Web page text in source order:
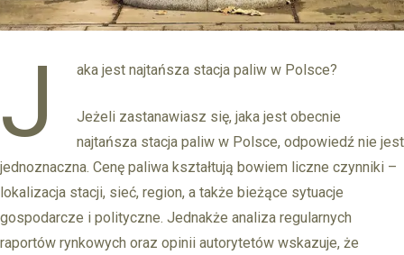
J aka jest najtańsza stacja paliw w Polsce?
Jeżeli zastanawiasz się, jaka jest obecnie
najtańsza stacja paliw w Polsce, odpowiedź nie jest
jednoznaczna. Cenę paliwa kształtują bowiem liczne czynniki –
lokalizacja stacji, sieć, region, a także bieżące sytuacje
gospodarcze i polityczne. Jednakże analiza regularnych
raportów rynkowych oraz opinii autorytetów wskazuje, że